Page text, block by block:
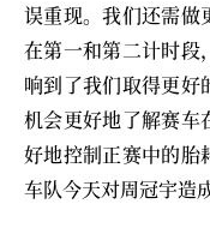
误重现。我们还需做
在第一和第二计时段
响到了我们取得更好
机会更好地了解赛车
好地控制正赛中的胎
车队今天对周冠宇造